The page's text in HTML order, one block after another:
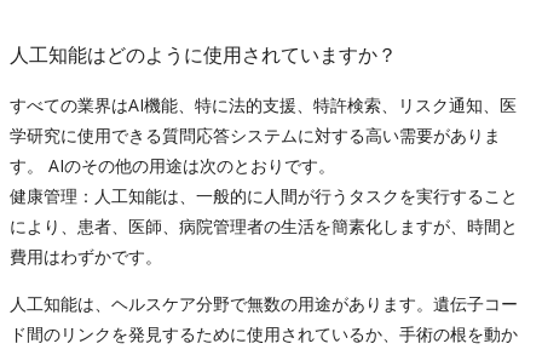
人工知能はどのように使用されていますか？
すべての業界はAI機能、特に法的支援、特許検索、リスク通知、医
学研究に使用できる質問応答システムに対する高い需要がありま
す。 AIのその他の用途は次のとおりです。
健康管理：人工知能は、一般的に人間が行うタスクを実行すること
により、患者、医師、病院管理者の生活を簡素化しますが、時間と
費用はわずかです。
人工知能は、ヘルスケア分野で無数の用途があります。遺伝子コー
ド間のリンクを発見するために使用されているか、手術の根を動か